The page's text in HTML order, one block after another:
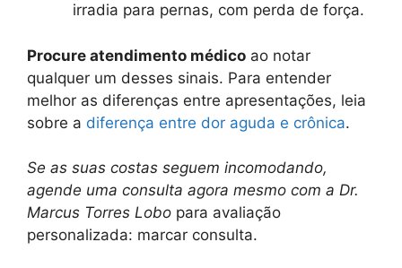
irradia para pernas, com perda de força.
Procure atendimento médico ao notar
qualquer um desses sinais. Para entender
melhor as diferenças entre apresentações, leia
sobre a diferença entre dor aguda e crônica.
Se as suas costas seguem incomodando,
agende uma consulta agora mesmo com a Dr.
Marcus Torres Lobo para avaliação
personalizada: marcar consulta.